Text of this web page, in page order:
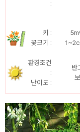
:
키 :
꽃크기 :
환경조건
:
난이도 :
반